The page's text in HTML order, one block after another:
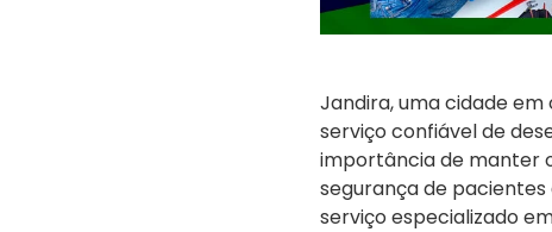
Jandira, uma cidade
serviço confiável de
importância de manter
segurança de
serviço especializado